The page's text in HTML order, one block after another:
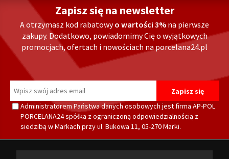
Zapisz się na newsletter
A otrzymasz kod rabatowyo wartości 3% na pierwsze
zakupy. Dodatkowo, powiadomimy Cię o wyjątkowych
promocjach, ofertach i nowościach na porcelana24.pl
Administratorem Państwa danych osobowych jest firma AP-POL
PORCELANA24 spółka z ograniczoną odpowiedzialnością z
siedzibą w Markach przy ul. Bukowa 11, 05-270 Marki.